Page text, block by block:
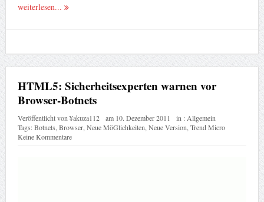
weiterlesen...
HTML5: Sicherheitsexperten warnen vor
Browser-Botnets
Veröffentlicht von¥akuza112 am 10. Dezember 2011 in : Allgemein
Tags:Botnets Browser, Neue MöGlichkeiten Neue Version Trend Micro
Keine Kommentare